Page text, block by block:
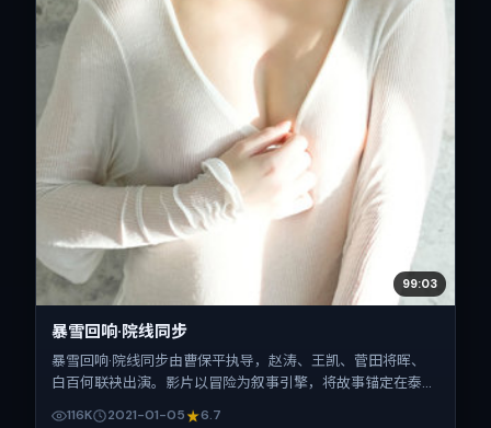
99:03
暴雪回响·院线同步
暴雪回响·院线同步由曹保平执导，赵涛、王凯、菅田将晖、
白百何联袂出演。影片以冒险为叙事引擎，将故事锚定在泰
116K 2021-01-05 6.7